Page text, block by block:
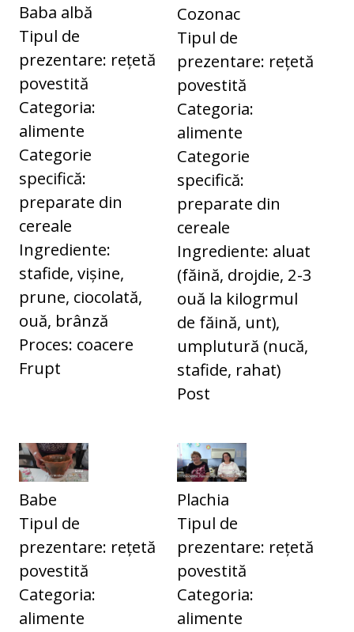
Baba albă
Tipul de
prezentare: rețetă
povestită
Categoria:
alimente
Categorie
specifică:
preparate din
cereale
Ingrediente:
stafide, vișine,
prune, ciocolată,
ouă, brânză
Proces: coacere
Frupt
Cozonac
Tipul de
prezentare: rețetă
povestită
Categoria:
alimente
Categorie
specifică:
preparate din
cereale
Ingrediente: aluat
(făină, drojdie, 2-3
ouă la kilogrmul
de făină, unt),
umplutură (nucă,
stafide, rahat)
Post
Babe
Tipul de
prezentare: rețetă
povestită
Categoria:
alimente
Plachia
Tipul de
prezentare: rețetă
povestită
Categoria:
alimente